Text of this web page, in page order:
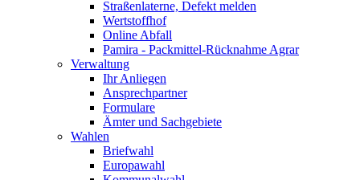
Straßenlaterne, Defekt melden
Wertstoffhof
Online Abfall
Pamira - Packmittel-Rücknahme Agrar
Verwaltung
Ihr Anliegen
Ansprechpartner
Formulare
Ämter und Sachgebiete
Wahlen
Briefwahl
Europawahl